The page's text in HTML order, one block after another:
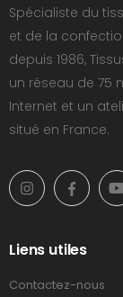
Spécialiste du
et de la
depuis 1986,
un réseau de 75
Internet et un
situé en France.
Liens utiles
Contactez-nous